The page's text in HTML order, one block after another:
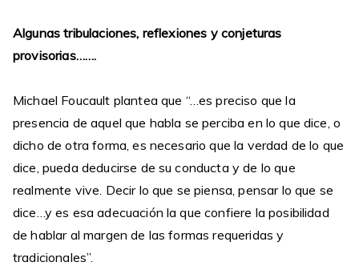
Algunas tribulaciones, reflexiones y conjeturas
provisorias…….
Michael Foucault plantea que “…es preciso que la
presencia de aquel que habla se perciba en lo que dice, o
dicho de otra forma, es necesario que la verdad de lo que
dice, pueda deducirse de su conducta y de lo que
realmente vive. Decir lo que se piensa, pensar lo que se
dice…y es esa adecuación la que confiere la posibilidad
de hablar al margen de las formas requeridas y
tradicionales”.